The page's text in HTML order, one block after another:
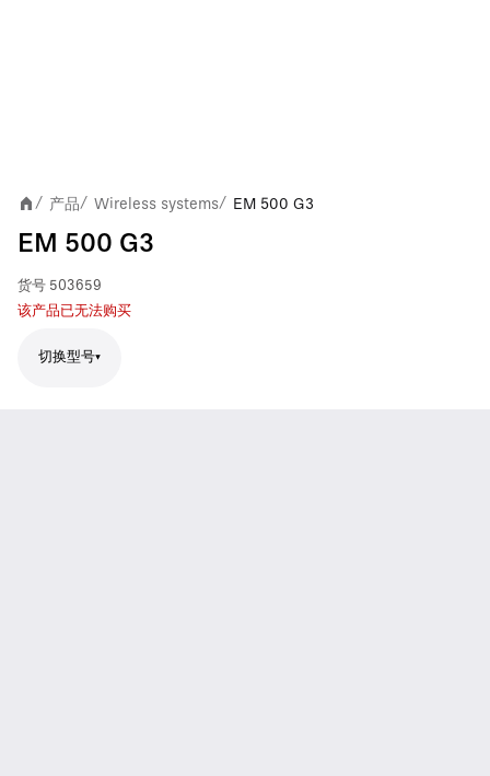
/ 产品/ Wireless systems/ EM 500 G3
EM 500 G3
货号 503659
该产品已无法购买
切换型号